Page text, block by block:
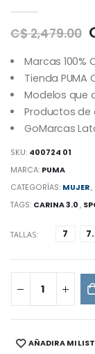
C$ 2,479.00
Marcas 100%
Tienda PUMA
Modelos que
Productos de
GoMarcas
SKU: 400724 01
MARCA: PUMA
CATEGORÍAS: MUJER,
TAGS: CARINA 3.0 ,
TALLAS: 7
SHARE:AÑADIR A MI